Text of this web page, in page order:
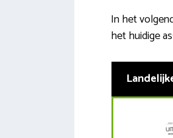
In het
het huidige